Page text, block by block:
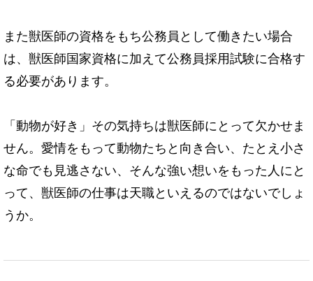
また獣医師の資格をもち公務員として働きたい場合
は、獣医師国家資格に加えて公務員採用試験に合格す
る必要があります。
「動物が好き」その気持ちは獣医師にとって欠かせま
せん。愛情をもって動物たちと向き合い、たとえ小さ
な命でも見逃さない、そんな強い想いをもった人にと
って、獣医師の仕事は天職といえるのではないでしょ
うか。